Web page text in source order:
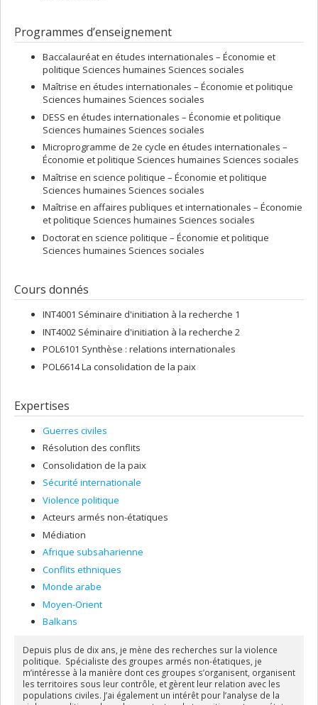
Programmes d’enseignement
Baccalauréat en études internationales – Économie et
politique Sciences humaines Sciences sociales
Maîtrise en études internationales – Économie et politique
Sciences humaines Sciences sociales
DESS en études internationales – Économie et politique
Sciences humaines Sciences sociales
Microprogramme de 2e cycle en études internationales –
Économie et politique Sciences humaines Sciences sociales
Maîtrise en science politique – Économie et politique
Sciences humaines Sciences sociales
Maîtrise en affaires publiques et internationales – Économie
et politique Sciences humaines Sciences sociales
Doctorat en science politique – Économie et politique
Sciences humaines Sciences sociales
Cours donnés
INT4001 Séminaire d'initiation à la recherche 1
INT4002 Séminaire d'initiation à la recherche 2
POL6101 Synthèse : relations internationales
POL6614 La consolidation de la paix
Expertises
Guerres civiles
Résolution des conflits
Consolidation de la paix
Sécurité internationale
Violence politique
Acteurs armés non-étatiques
Médiation
Afrique subsaharienne
Conflits ethniques
Monde arabe
Moyen-Orient
Balkans
Depuis plus de dix ans, je mène des recherches sur la violence
politique. Spécialiste des groupes armés non-étatiques, je
m’intéresse à la manière dont ces groupes s’organisent, organisent
les territoires sous leur contrôle, et gèrent leur relation avec les
populations civiles. J’ai également un intérêt pour l’analyse de la